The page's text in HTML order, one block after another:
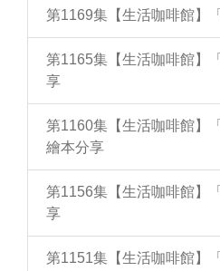
第1169集【生活咖啡館】
第1165集【生活咖啡館】
享
第1160集【生活咖啡館】
繪本分享
第1156集【生活咖啡館】
享
第1151集【生活咖啡館】